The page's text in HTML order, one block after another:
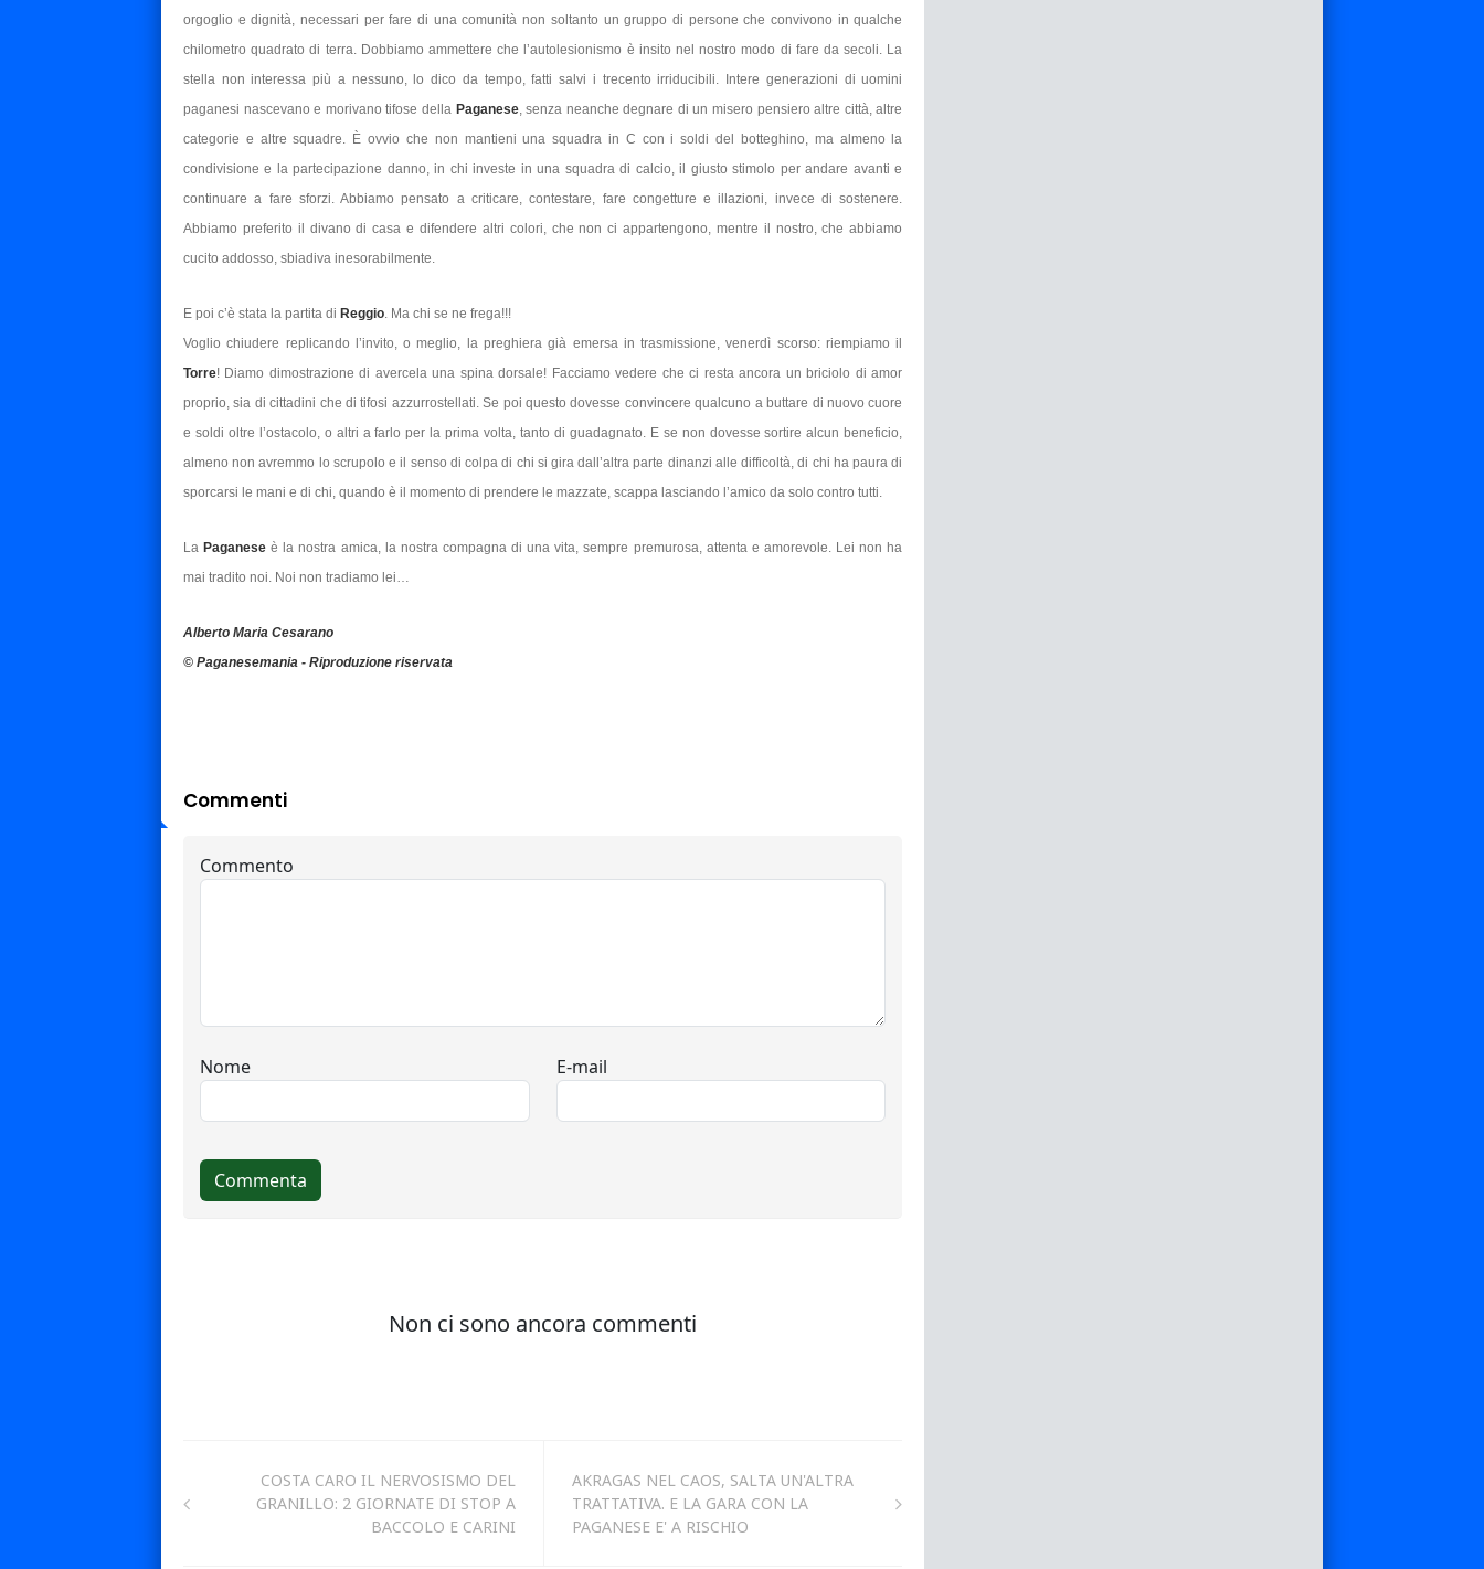
orgoglio e dignità, necessari per fare di una comunità non soltanto un gruppo di persone che convivono in qualche
chilometro quadrato di terra. Dobbiamo ammettere che l’autolesionismo è insito nel nostro modo di fare da secoli. La
stella non interessa più a nessuno, lo dico da tempo, fatti salvi i trecento irriducibili. Intere generazioni di uomini
paganesi nascevano e morivano tifose della Paganese, senza neanche degnare di un misero pensiero altre città, altre
categorie e altre squadre. È ovvio che non mantieni una squadra in C con i soldi del botteghino, ma almeno la
condivisione e la partecipazione danno, in chi investe in una squadra di calcio, il giusto stimolo per andare avanti e
continuare a fare sforzi. Abbiamo pensato a criticare, contestare, fare congetture e illazioni, invece di sostenere.
Abbiamo preferito il divano di casa e difendere altri colori, che non ci appartengono, mentre il nostro, che abbiamo
cucito addosso, sbiadiva inesorabilmente.
E poi c’è stata la partita di Reggio . Ma chi se ne frega!!!
Voglio chiudere replicando l’invito, o meglio, la preghiera già emersa in trasmissione, venerdì scorso: riempiamo il
Torre! Diamo dimostrazione di avercela una spina dorsale! Facciamo vedere che ci resta ancora un briciolo di amor
proprio, sia di cittadini che di tifosi azzurrostellati. Se poi questo dovesse convincere qualcuno a buttare di nuovo cuore
e soldi oltre l’ostacolo, o altri a farlo per la prima volta, tanto di guadagnato. E se non dovesse sortire alcun beneficio,
almeno non avremmo lo scrupolo e il senso di colpa di chi si gira dall’altra parte dinanzi alle difficoltà, di chi ha paura di
sporcarsi le mani e di chi, quando è il momento di prendere le mazzate, scappa lasciando l’amico da solo contro tutti.
LaPaganeseè la nostra amica, la nostra compagna di una vita, sempre premurosa, attenta e amorevole. Lei non ha
mai tradito noi. Noi non tradiamo lei…
Alberto Maria Cesarano
© Paganesemania - Riproduzione riservata
Commenti
COSTA CARO IL NERVOSISMO DEL
GRANILLO: 2 GIORNATE DI STOP A
BACCOLO E CARINI
AKRAGAS NEL CAOS, SALTA UN'ALTRA
TRATTATIVA. E LA GARA CON LA
PAGANESE E' A RISCHIO